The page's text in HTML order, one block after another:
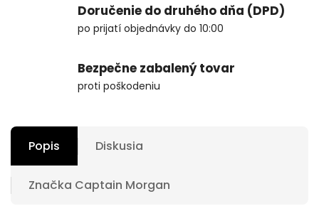
Doručenie do druhého dňa (DPD)
po prijatí objednávky do 10:00
Bezpečne zabalený tovar
proti poškodeniu
Popis Diskusia
Značka Captain Morgan